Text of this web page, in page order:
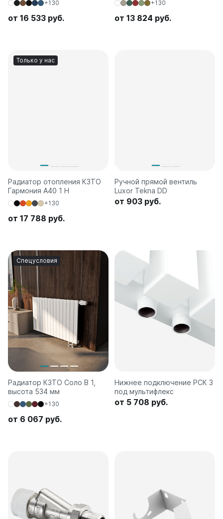
+130
от 16 533 руб.
+130
от 13 824 руб.
Только у нас
Радиатор отопления КЗТО
Гармония А40 1 H
+130
от 17 788 руб.
Ручной прямой вентиль
Luxor Tekna DD
от 903 руб.
Спецусловия
Радиатор КЗТО Соло В 1,
высота 534 мм
+130
от 6 067 руб.
Нижнее подключение РСК 3
под мультифлекс
от 5 708 руб.